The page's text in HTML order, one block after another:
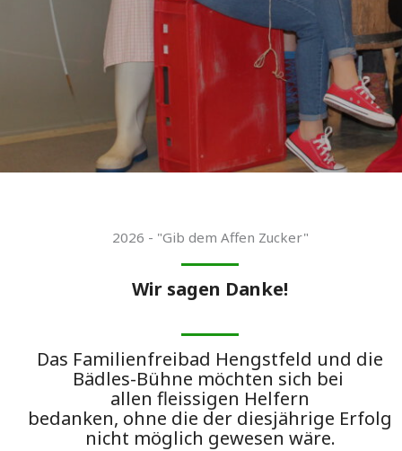
2026 - "Gib dem Affen Zucker"
Wir sagen Danke!
Das Familienfreibad Hengstfeld und die
Bädles-Bühne möchten sich bei
allen fleissigen Helfern
bedanken, ohne die der diesjährige Erfolg
nicht möglich gewesen wäre.